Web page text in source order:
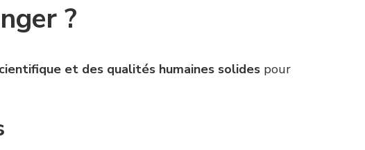
?
et des qualités humaines solides pour